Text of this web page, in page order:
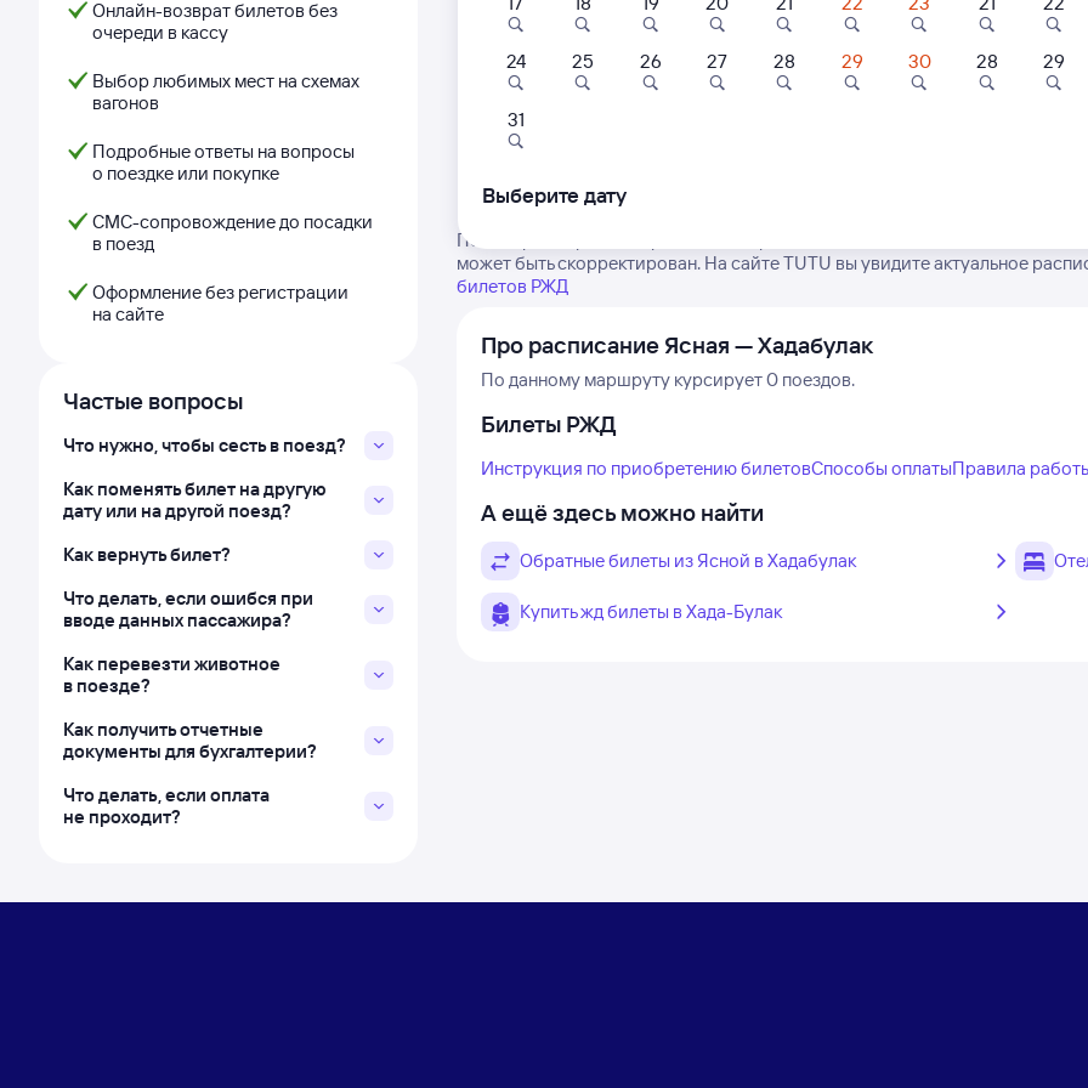
Онлайн-возврат билетов без
очереди в кассу
Выбор любимых мест на схемах
вагонов
Подробные ответы на вопросы
о поездке или покупке
СМС-сопровождение до посадки
в поезд
Оформление без регистрации
на сайте
Частые вопросы
Что нужно, чтобы сесть в поезд?
Как поменять билет на другую
дату или на другой поезд?
Как вернуть билет?
Что делать, если ошибся при
вводе данных пассажира?
Как перевезти животное
в поезде?
Как получить отчетные
документы для бухгалтерии?
Что делать, если оплата
не проходит?
Нет рейсов по
Посмотрите время отправления и прибытия поездов дальнего
может быть скорректирован. На сайте TUTU вы увидите актуальное
билетов РЖД
Про расписание Ясная — Хадабулак
По данному маршруту курсирует 0 поездов.
Билеты РЖД
Инструкция по приобретению билетовСпособы оплатыПравила
А ещё здесь можно найти
Обратные билеты из Ясной в Хадабулак
Купить жд билеты в Хада-Булак
24 25 26 27 28 29 30
31
28 29
Выберите дату